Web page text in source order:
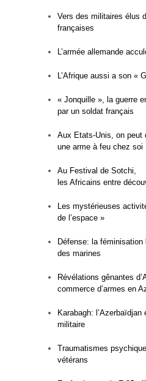
Vers des militaires élus
françaises
L’armée allemande
L’Afrique aussi a son «
« Jonquille », la guerre
par un soldat français
Aux Etats-Unis, on peut
une arme à feu chez soi
Au Festival de Sotchi,
les Africains entre
Les mystérieuses
de l’espace »
Défense: la
des marines
Révélations gênantes
commerce d’armes en
Karabagh:
militaire
Traumatismes
vétérans